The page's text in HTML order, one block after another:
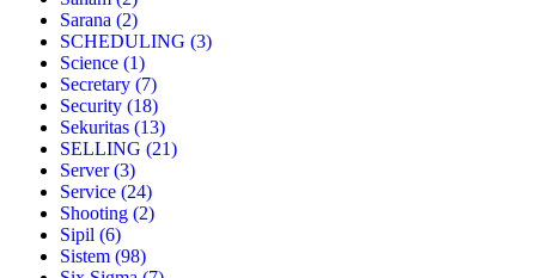
Sarana (2)
SCHEDULING (3)
Science (1)
Secretary (7)
Security (18)
Sekuritas (13)
SELLING (21)
Server(3)
Service (24)
Shooting (2)
Sipil (6)
Sistem (98)